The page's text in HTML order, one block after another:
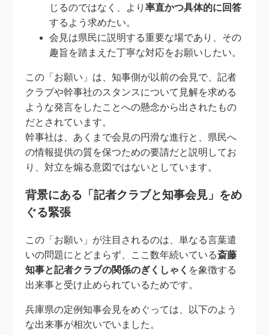
じるのではなく、より率直かつ具体的に回答
するよう求めたい。
会見は県民に説明する重要な場であり、その
趣旨を踏まえた丁寧な対応をお願いしたい。
この「お願い」は、知事側が以前の会見で、記者
クラブや幹事社のスタンスについて見解を求める
ような発言をしたことへの懸念から出されたもの
だとされています。
幹事社は、あくまで会見の円滑な進行と、県民へ
の情報提供の質を保つための要請だと説明してお
り、対立を煽る意図ではないとしています。
背景にある「記者クラブと知事会見」をめ
ぐる緊張
この「お願い」が注目されるのは、単なる言葉遣
いの問題にとどまらず、ここ数年続いている斎藤
知事と記者クラブの関係のぎくしゃく を象徴する
出来事と受け止められているためです。
兵庫県の定例知事会見をめぐっては、以下のよう
な出来事が相次いでいました。